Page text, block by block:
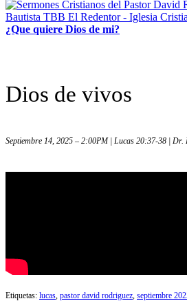
¿Que quiere Dios de mi?
Dios de vivos
Septiembre 14, 2025 – 2:00PM | Lucas 20:37-38 | Dr.
Etiquetas: lucas pastor david rodriguez septiembre